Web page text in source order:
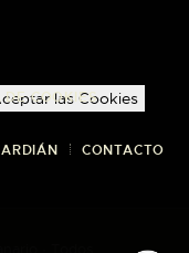
DE COOKIES
CONTACTO
· Todos
las Cookies